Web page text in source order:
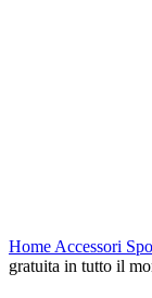
Home Accessori
gratuita in tutto il